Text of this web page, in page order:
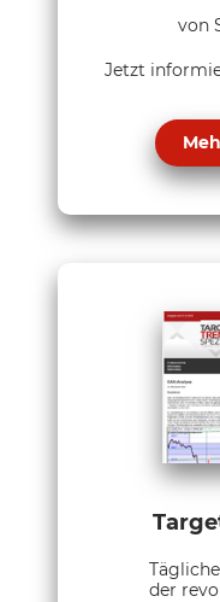
von
Jetzt
der